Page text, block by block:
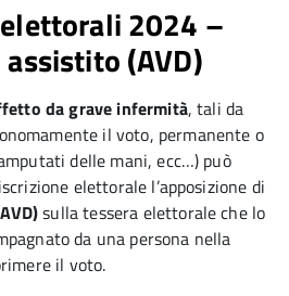
2024 –
(AVD)
da grave infermità, tali da
il voto, permanente o
delle mani, ecc…) può
elettorale l’apposizione di
sulla tessera elettorale che lo
da una persona nella
il voto.